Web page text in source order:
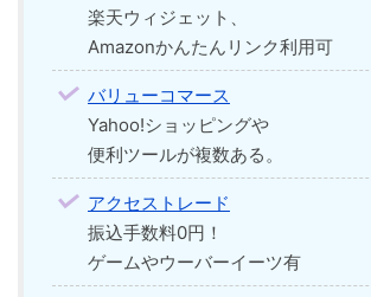
楽天ウィジェット、
Amazonかんたんリンク利用可
バリューコマース
Yahoo!ショッピングや
便利ツールが複数ある。
アクセストレード
振込手数料0円！
ゲームやウーバーイーツ有